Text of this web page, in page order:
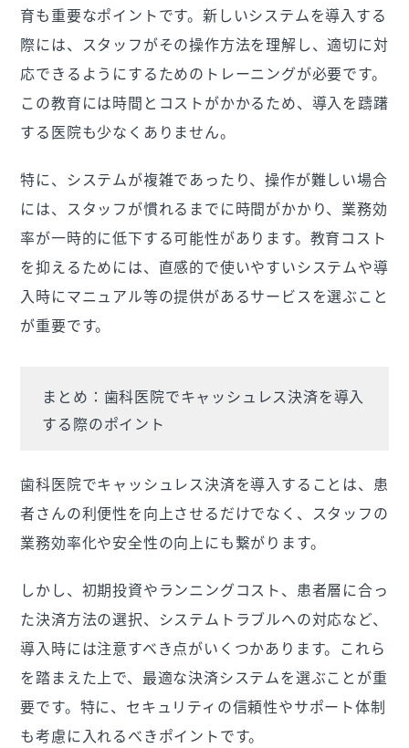
育も重要なポイントです。新しいシステムを導入する
際には、スタッフがその操作方法を理解し、適切に対
応できるようにするためのトレーニングが必要です。
この教育には時間とコストがかかるため、導入を躊躇
する医院も少なくありません。
特に、システムが複雑であったり、操作が難しい場合
には、スタッフが慣れるまでに時間がかかり、業務効
率が一時的に低下する可能性があります。教育コスト
を抑えるためには、直感的で使いやすいシステムや導
入時にマニュアル等の提供があるサービスを選ぶこと
が重要です。
まとめ：歯科医院でキャッシュレス決済を導入
する際のポイント
歯科医院でキャッシュレス決済を導入することは、患
者さんの利便性を向上させるだけでなく、スタッフの
業務効率化や安全性の向上にも繋がります。
しかし、初期投資やランニングコスト、患者層に合っ
た決済方法の選択、システムトラブルへの対応など、
導入時には注意すべき点がいくつかあります。これら
を踏まえた上で、最適な決済システムを選ぶことが重
要です。特に、セキュリティの信頼性やサポート体制
も考慮に入れるべきポイントです。